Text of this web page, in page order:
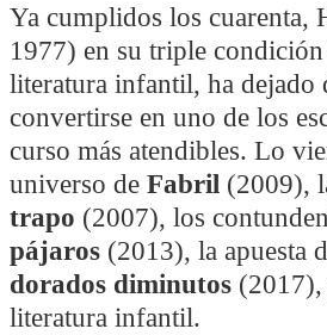
Ya cumplidos los
1977) en su triple
literatura infantil, ha dejado
convertirse en uno de los
curso más atendibles. Lo
universo de Fabril (2009),
trapo (2007), los
pájaros (2013), la apuesta
dorados diminutos
literatura infantil.